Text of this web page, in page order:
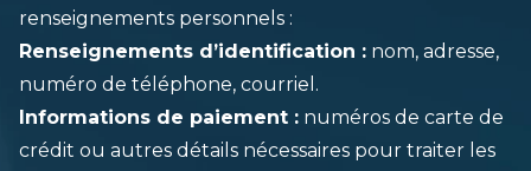
renseignements personnels :
Renseignements d’identification : nom, adresse,
numéro de téléphone, courriel.
Informations de paiement : numéros de carte de
crédit ou autres détails nécessaires pour traiter les